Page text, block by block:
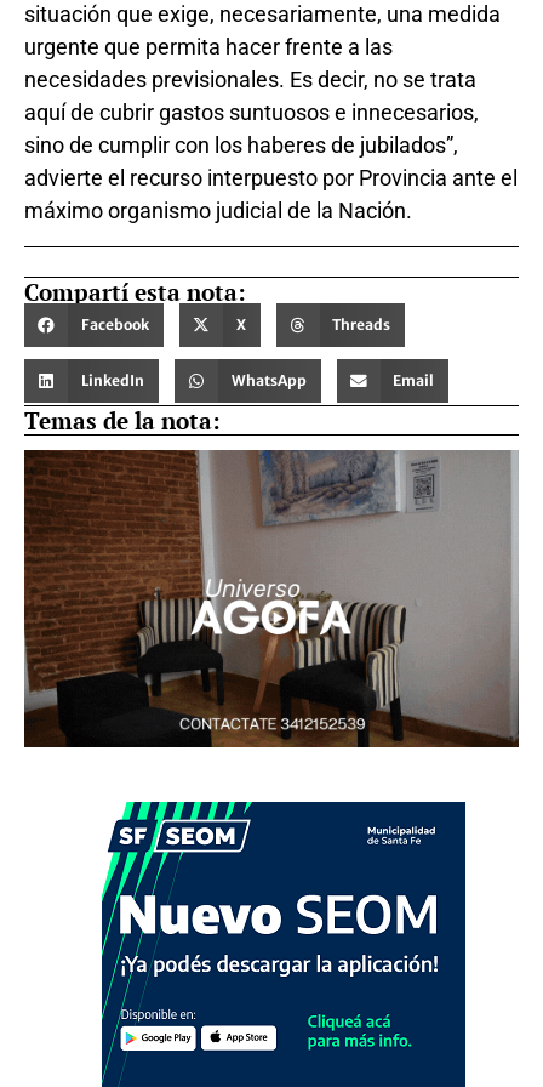
situación que exige, necesariamente, una medida
urgente que permita hacer frente a las
necesidades previsionales. Es decir, no se trata
aquí de cubrir gastos suntuosos e innecesarios,
sino de cumplir con los haberes de jubilados”,
advierte el recurso interpuesto por Provincia ante el
máximo organismo judicial de la Nación.
Compartí esta nota:
Facebook X Threads
LinkedIn WhatsApp Email
Temas de la nota: